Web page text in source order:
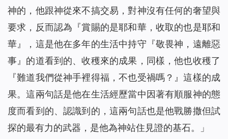
神的，他跟神從來不搞交易，對神沒有任何的奢望與
要求，反而認為『賞賜的是耶和華，收取的也是耶和
華』，這是他在多年的生活中持守『敬畏神，遠離惡
事』的道看到的、收穫來的成果，同樣，他也收穫了
『難道我們從神手裡得福，不也受禍嗎？』這樣的成
果。這兩句話是他在生活經歷當中因著有順服神的態
度而看到的、認識到的，這兩句話也是他戰勝撒但試
探的最有力的武器，是他為神站住見證的基石。
」